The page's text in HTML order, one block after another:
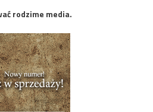
rodzime media.